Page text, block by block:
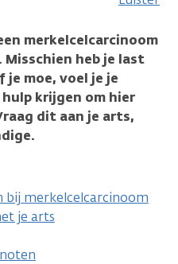
merkelcelcarcinoom
heb je last
moe, voel je je
krijgen om hier
dit aan je arts,
bij merkelcelcarcinoom
je arts